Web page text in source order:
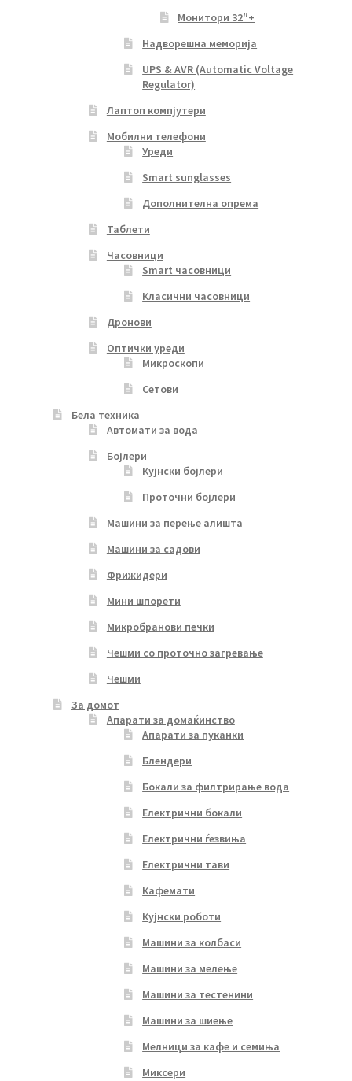
Монитори 32″+
Надворешна меморија
UPS & AVR (Automatic Voltage
Regulator)
Лаптоп компјутери
Мобилни телефони
Уреди
Smart sunglasses
Дополнителна опрема
Таблети
Часовници
Smart часовници
Класични часовници
Дронови
Оптички уреди
Микроскопи
Сетови
Бела техника
Автомати за вода
Бојлери
Кујнски бојлери
Проточни бојлери
Машини за перење алишта
Машини за садови
Фрижидери
Мини шпорети
Микробранови печки
Чешми со проточно загревање
Чешми
За домот
Апарати за домаќинство
Апарати за пуканки
Блендери
Бокали за филтрирање вода
Електрични бокали
Електрични ѓезвиња
Електрични тави
Кафемати
Кујнски роботи
Машини за колбаси
Машини за мелење
Машини за тестенини
Машини за шиење
Мелници за кафе и семиња
Миксери